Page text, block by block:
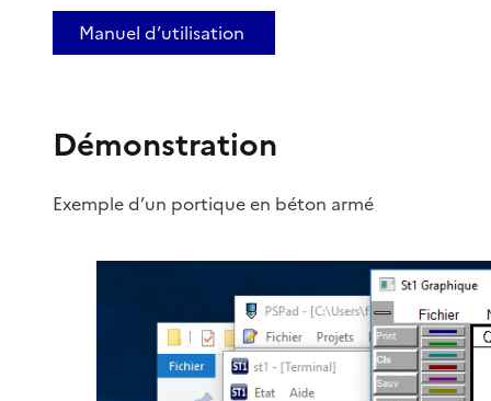
o
Manuel d’utilisation
Démonstration
Exemple d’un portique en béton armé